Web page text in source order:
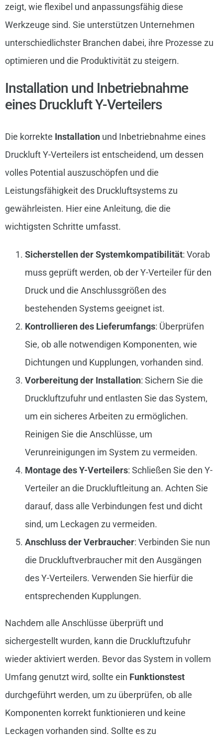
zeigt, wie flexibel und anpassungsfähig diese
Werkzeuge sind. Sie unterstützen Unternehmen
unterschiedlichster Branchen dabei, ihre Prozesse zu
optimieren und die Produktivität zu steigern.
Installation und Inbetriebnahme
eines Druckluft Y-Verteilers
Die korrekte Installationund Inbetriebnahme eines
Druckluft Y-Verteilers ist entscheidend, um dessen
volles Potential auszuschöpfen und die
Leistungsfähigkeit des Druckluftsystems zu
gewährleisten. Hier eine Anleitung, die die
wichtigsten Schritte umfasst.
Sicherstellen der Systemkompatibilität: Vorab
muss geprüft werden, ob der Y-Verteiler für den
Druck und die Anschlussgrößen des
bestehenden Systems geeignet ist.
Kontrollieren des Lieferumfangs: Überprüfen
Sie, ob alle notwendigen Komponenten, wie
Dichtungen und Kupplungen, vorhanden sind.
Vorbereitung der Installation: Sichern Sie die
Druckluftzufuhr und entlasten Sie das System,
um ein sicheres Arbeiten zu ermöglichen.
Reinigen Sie die Anschlüsse, um
Verunreinigungen im System zu vermeiden.
Montage des Y-Verteilers: Schließen Sie den Y-
Verteiler an die Druckluftleitung an. Achten Sie
darauf, dass alle Verbindungen fest und dicht
sind, um Leckagen zu vermeiden.
Anschluss der Verbraucher: Verbinden Sie nun
die Druckluftverbraucher mit den Ausgängen
des Y-Verteilers. Verwenden Sie hierfür die
entsprechenden Kupplungen.
Nachdem alle Anschlüsse überprüft und
sichergestellt wurden, kann die Druckluftzufuhr
wieder aktiviert werden. Bevor das System in vollem
Umfang genutzt wird, sollte ein Funktionstest
durchgeführt werden, um zu überprüfen, ob alle
Komponenten korrekt funktionieren und keine
Leckagen vorhanden sind. Sollte es zu